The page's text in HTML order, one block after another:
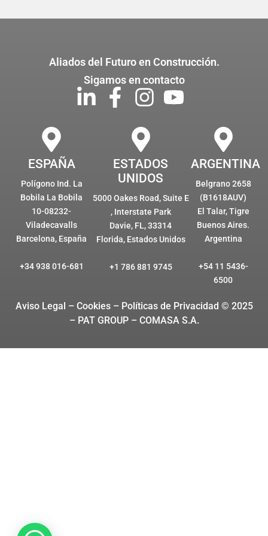
Aliados del Futuro en Construcción.
Sigamos en contacto
ESPAÑA
Polígono Ind. La
Bobila La Bobila
10-08232-
Viladecavalls
Barcelona, España
+34 938 016-681
ESTADOS
UNIDOS
5000 Oakes Road, Suite E
, Interstate Park
Davie, FL, 33314
Florida, Estados Unidos
+1 786 881 9745
ARGENTINA
Belgrano 2658
(B1618AUV)
El Talar, Tigre
Buenos Aires.
Argentina
+54 11 5436-
6500
Aviso Legal – Cookies– Políticas de Privacidad © 2025
– PAT GROUP – COMASA S.A.